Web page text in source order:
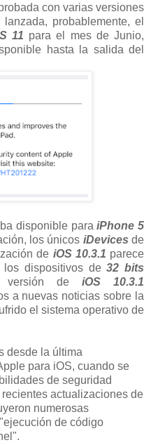
con varias versiones
probablemente, el
11 para el mes de Junio,
hasta la salida del
disponible paraiPhone 5
los únicos iDevices de
de iOS 10.3.1 parece
los dispositivos de32 bits
versión de iOS 10.3.1
a nuevas noticias sobre la
el sistema operativo de
desde la última
para iOS, cuando se
de seguridad
actualizaciones de
numerosas
de código